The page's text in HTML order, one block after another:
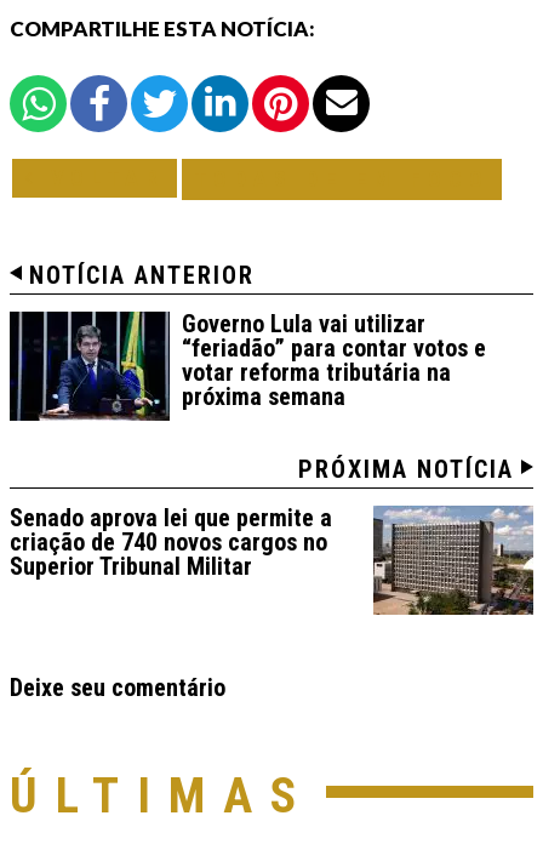
COMPARTILHE ESTA NOTÍCIA:
NOTÍCIA ANTERIOR
Governo Lula vai utilizar
“feriadão” para contar votos e
votar reforma tributária na
próxima semana
PRÓXIMA NOTÍCIA
Senado aprova lei que permite a
criação de 740 novos cargos no
Superior Tribunal Militar
Deixe seu comentário
ÚLTIMAS